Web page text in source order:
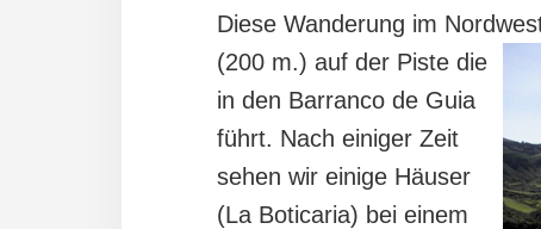
Diese Wanderung im
(200 m.) auf der Piste die
in den Barranco de Guia
führt. Nach einiger Zeit
sehen wir einige Häuser
(La Boticaria) bei einem